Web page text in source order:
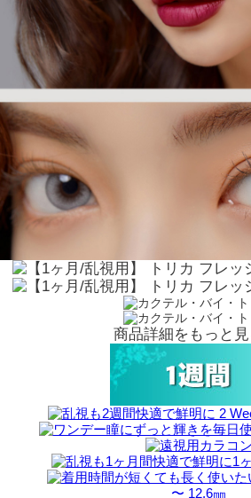
商品詳細をもっと
〜 12.6㎜